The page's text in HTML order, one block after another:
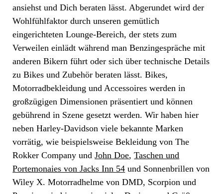
ansiehst und Dich beraten lässt. Abgerundet wird der
Wohlfühlfaktor durch unseren gemütlich
eingerichteten Lounge-Bereich, der stets zum
Verweilen einlädt während man Benzingespräche mit
anderen Bikern führt oder sich über technische Details
zu Bikes und Zubehör beraten lässt. Bikes,
Motorradbekleidung und Accessoires werden in
großzügigen Dimensionen präsentiert und können
gebührend in Szene gesetzt werden. Wir haben hier
neben Harley-Davidson viele bekannte Marken
vorrätig, wie beispielsweise Bekleidung von The
Rokker Company undJohn Doe,Taschen und
Portemonaies von Jacks Inn 54 und Sonnenbrillen von
Wiley X. Motorradhelme von DMD, Scorpion und